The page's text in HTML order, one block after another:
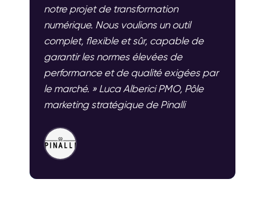
notre projet de transformation
numérique. Nous voulions un outil
complet, flexible et sûr, capable de
garantir les normes élevées de
performance et de qualité exigées par
le marché. » Luca Alberici PMO, Pôle
marketing stratégique de Pinalli